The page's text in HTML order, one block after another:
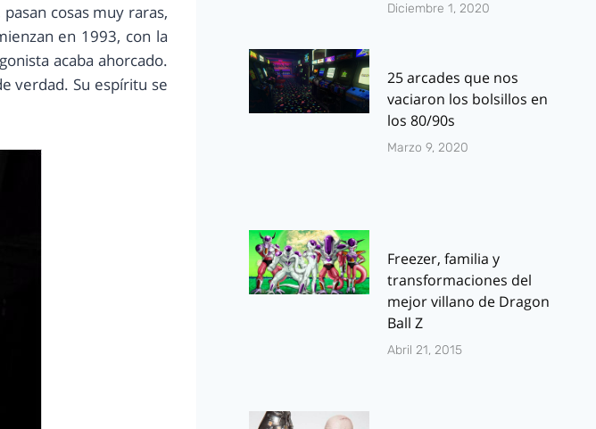
pasan cosas muy raras,
en 1993, con la
acaba ahorcado.
verdad. Su espíritu se
Diciembre 1, 2020
25 arcades que nos
vaciaron los bolsillos en
los 80/90s
Marzo 9, 2020
Freezer, familia y
transformaciones del
mejor villano de Dragon
Ball Z
Abril 21, 2015